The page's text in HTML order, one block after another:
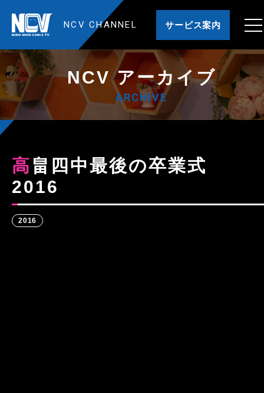
NCV CHANNEL サービス案内
NCV アーカイブ
ARCHIVE
高畠四中最後の卒業式
2016
2016